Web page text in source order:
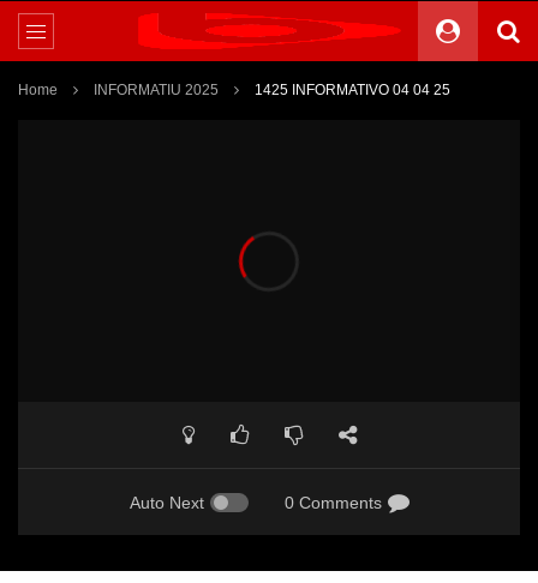
Home INFORMATIU 2025 1425 INFORMATIVO 04 04 25
Auto Next 0 Comments